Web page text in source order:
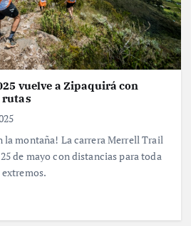
vuelve a Zipaquirá con
rutas
la montaña! La carrera Merrell Trail
de mayo con distancias para toda